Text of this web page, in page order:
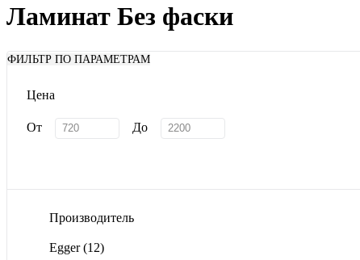
Ламинат Без фаски
ФИЛЬТР ПО ПАРАМЕТРАМ
Цена
От До
Производитель
Egger(12)